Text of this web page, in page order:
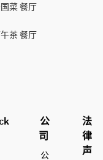
菜 餐厅
茶 餐厅
公
司
公
法
律
声